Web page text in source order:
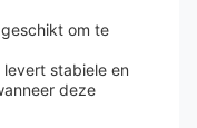
om te
stabiele en
deze